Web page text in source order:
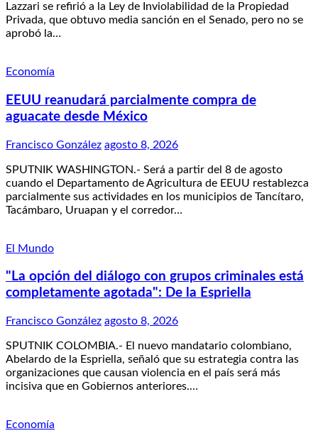
Lazzari se refirió a la Ley de Inviolabilidad de la Propiedad
Privada, que obtuvo media sanción en el Senado, pero no se
aprobó la…
Economía
EEUU reanudará parcialmente compra de
aguacate desde México
Francisco González agosto 8, 2026
SPUTNIK WASHINGTON.- Será a partir del 8 de agosto
cuando el Departamento de Agricultura de EEUU restablezca
parcialmente sus actividades en los municipios de Tancítaro,
Tacámbaro, Uruapan y el corredor…
El Mundo
"La opción del diálogo con grupos criminales está
completamente agotada": De la Espriella
Francisco González agosto 8, 2026
SPUTNIK COLOMBIA.- El nuevo mandatario colombiano,
Abelardo de la Espriella, señaló que su estrategia contra las
organizaciones que causan violencia en el país será más
incisiva que en Gobiernos anteriores.…
Economía